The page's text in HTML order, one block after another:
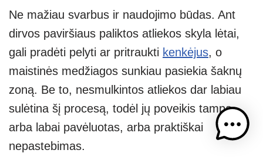
Ne mažiau svarbus ir naudojimo būdas. Ant
dirvos paviršiaus paliktos atliekos skyla lėtai,
gali pradėti pelyti ar pritraukti kenkėjus, o
maistinės medžiagos sunkiau pasiekia šaknų
zoną. Be to, nesmulkintos atliekos dar labiau
sulėtina šį procesą, todėl jų poveikis tampa
arba labai pavėluotas, arba praktiškai
nepastebimas.